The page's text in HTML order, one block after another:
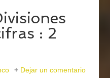
: 2
Dejar un comentario